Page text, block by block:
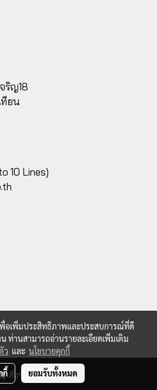
สั่งซื้อสินค้า
ริญ18
ทียน
10 Lines)
Rights Reserved. MODIC.CO.TH
พื่อเพิ่มประสิทธิภาพและประสบการณ์ที่ดี
ท่านสามารถอ่านรายละเอียดเพิ่มเติม
ว และ นโยบายคุกกี้
กี้ ยอมรับทั้งหมด